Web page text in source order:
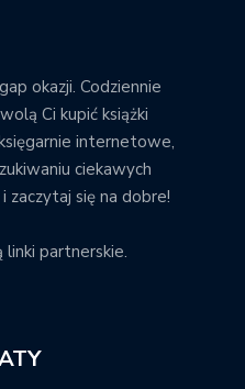
okazji. Codziennie
Ci kupić książki
internetowe,
ciekawych
zaczytaj się na dobre!
partnerskie.